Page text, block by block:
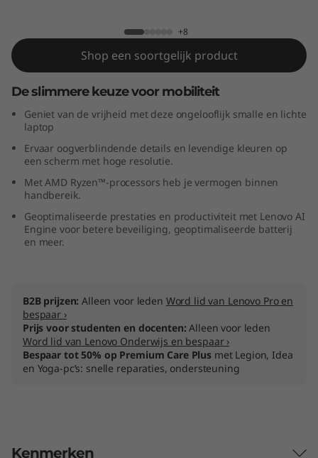
6
M
D
+8
Shop een soortgelijk product
De slimmere keuze voor mobiliteit
Geniet van de vrijheid met deze ongelooflijk smalle en lichte
laptop
Ervaar oogverblindende details en levendige kleuren op
een scherm met hoge resolutie.
Met AMD Ryzen™-processors heb je vermogen binnen
handbereik.
Geoptimaliseerde prestaties en productiviteit met Lenovo AI
Engine voor betere beveiliging, geoptimaliseerde batterij
en meer.
B2B prijzen:Alleen voor leden Word lid van Lenovo Pro en
bespaar ›
Prijs voor studenten en docenten:Alleen voor leden
Word lid van Lenovo Onderwijs en bespaar ›
Bespaar tot 50% op Premium Care Plusmet Legion, Idea
en Yoga-pc’s: snelle reparaties, ondersteuning
Kenmerken